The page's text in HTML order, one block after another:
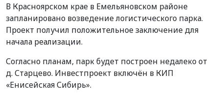
В Красноярском крае в Емельяновском районе
запланировано возведение логистического парка.
Проект получил положительное заключение для
начала реализации.
Согласно планам, парк будет построен недалеко от
д. Старцево. Инвестпроект включён в КИП
«Енисейская Сибирь».